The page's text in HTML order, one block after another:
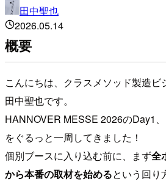
田中聖也
2026.05.14
概要
こんにちは、クラスメソッド製造
田中聖也です。
HANNOVER MESSE 2026のDay1
をぐるっと一周してきました！
個別ブースに入り込む前に、まず全
から本番の取材を始めるという回り